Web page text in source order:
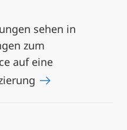
sehen in
zum
auf eine